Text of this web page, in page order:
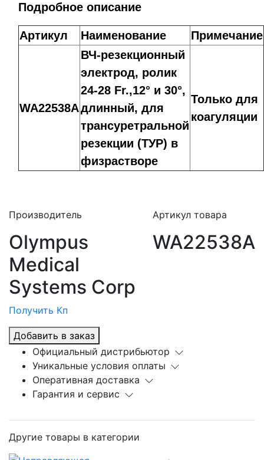
Подробное описание
Артикул Наименование Примечание
WA22538A
ВЧ-резекционный
электрод, ролик
24-28 Fr.,12° и 30°,
длинный, для
трансуретральной
резекции (ТУР) в
физрастворе
Только для
коагуляции
Производитель
Olympus
Medical
Systems Corp
Артикул товара
WA22538A
Получить Кп
Добавить в заказ
Официальный дистрибьютор
Уникальные условия оплаты
Оперативная доставка
Гарантия и сервис
Другие товары в категории